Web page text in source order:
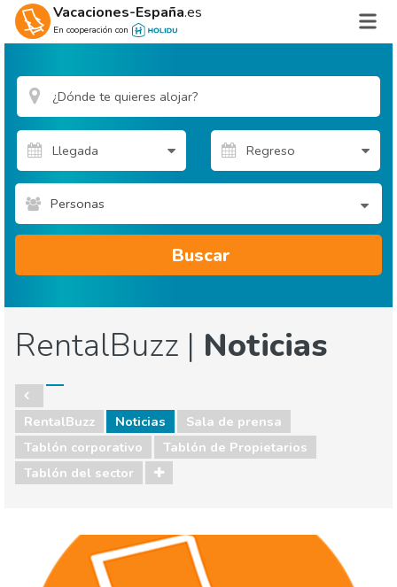
Vacaciones-España.es
En cooperación con
Personas
Buscar
RentalBuzz | Noticias
RentalBuzz Noticias
Sala de prensa
Tablón corporativo
Tablón de Propietarios
Tablón del sector
Sala de prensa
Tablón corporativo
Tablón de Propietarios
Tablón del sector